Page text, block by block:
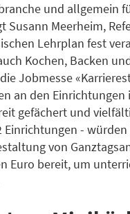
und allgemein
Susann Meerheim,
Lehrplan fest
Kochen, Backen
Jobmesse
an den
gefächert und
Einrichtungen -
von
Euro bereit, um